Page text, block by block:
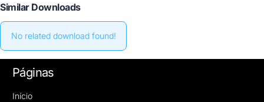
Similar Downloads
No related download found!
Páginas
Início